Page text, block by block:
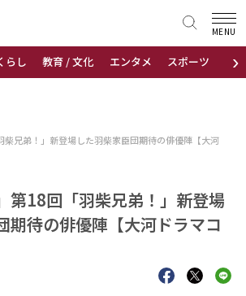
›
らし 教育 / 文化 エンタメ スポーツ 地域
MENU
ツ
柴兄弟！」新登場した羽柴家臣団期待の俳優陣【大河
第18回「羽柴兄弟！」新登場
期待の俳優陣【大河ドラマコ